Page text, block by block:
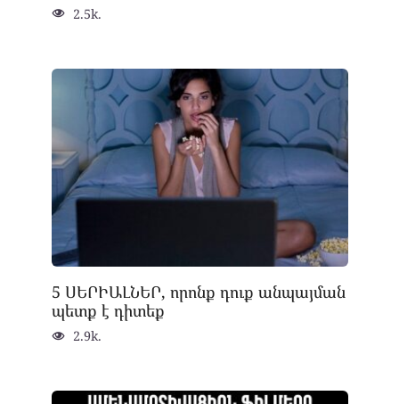
2.5k.
5 ՍԵՐԻԱԼՆԵՐ, որոնք դուք անպայման
պետք է դիտեք
2.9k.